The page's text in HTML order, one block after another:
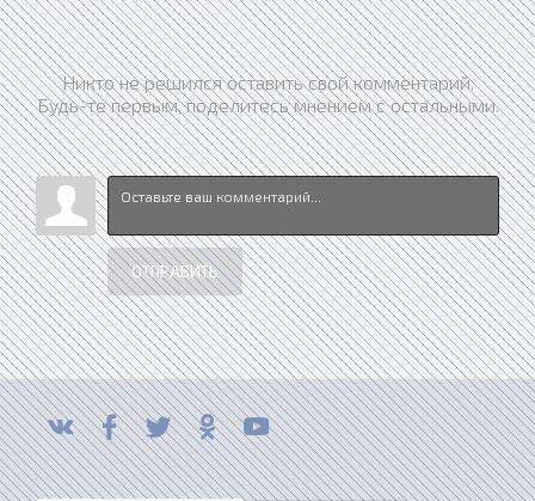
Никто не решился оставить свой комментарий.
Будь-те первым, поделитесь мнением с остальными.
ОТПРАВИТЬ